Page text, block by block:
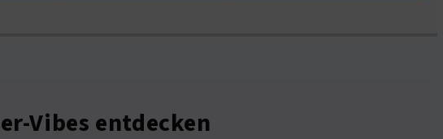
Vibes entdecken